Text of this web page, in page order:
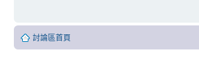
討論區首頁